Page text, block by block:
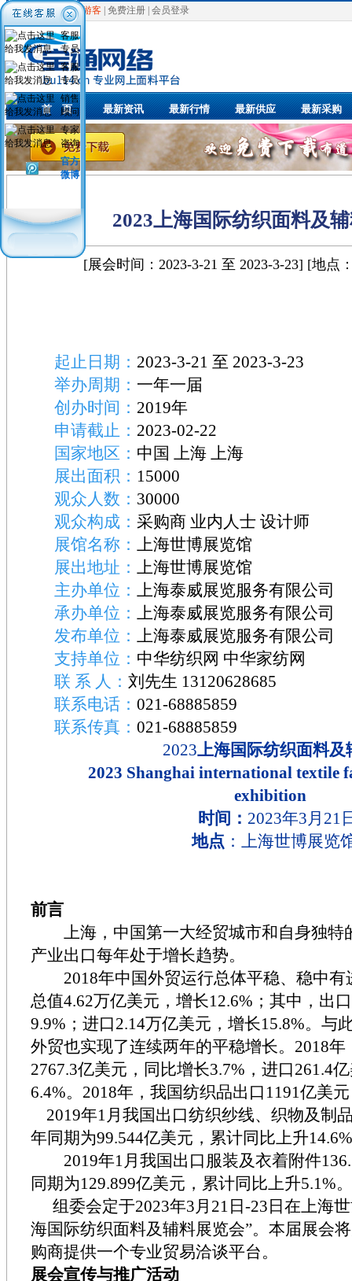
欢迎光临，游客 免费注册 会员登录
首 页 最新资讯 最新行情 最新供应 最新采购
2023上海国际纺织面料及
[展会时间：2023-3-21 至 2023-3-23] [地点
起止日期： 2023-3-21 至 2023-3-23
举办周期： 一年一届
创办时间： 2019年
申请截止： 2023-02-22
国家地区： 中国 上海 上海
展出面积： 15000
观众人数： 30000
观众构成： 采购商 业内人士 设计师
展馆名称： 上海世博展览馆
展出地址： 上海世博展览馆
主办单位： 上海泰威展览服务有限公司
承办单位： 上海泰威展览服务有限公司
发布单位： 上海泰威展览服务有限公司
支持单位： 中华纺织网 中华家纺网
联 系 人： 刘先生 13120628685
联系电话： 021-68885859
联系传真： 021-68885859
2023上海国际纺织面料及
2023 Shanghai international textile
exhibition
时间： 2023年3月21
地点 ：上海世博展览
前言
上海，中国第一大经贸城市和自身独特
产业出口每年处于增长趋势。
2018年中国外贸运行总体平稳、稳中
总值4.62万亿美元，增长12.6% ；其中，出口
9.9% ；进口2.14万亿美元，增长15.8%。与
外贸也实现了连续两年的平稳增长。 2018年
2767.3亿美元，同比增长3.7% ，进口261.4
6.4%。 2018年，我国纺织品出口 1191亿美
2019年1月我国出口纺织纱线、织物及制
年同期为99.544亿美元，累计同比上升14.6%
2019年1月我国出口服装及衣着附件
同期为129.899亿美元，累计同比上升5.1%。
组委会定于2023年3月 21 日 -23 日在上海
海国际纺织面料及辅料展览会”。本届展会
购商提供一个专业贸易洽谈平台。
展会宣传与推广活动
客服
专员
客服
专员
销售
顾问
专家
咨询
官方
微博